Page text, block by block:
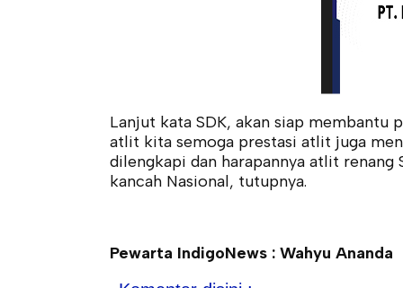
Lanjut kata SDK, akan siap membantu
atlit kita semoga prestasi atlit juga
dilengkapi dan harapannya atlit renang
kancah Nasional, tutupnya.
Pewarta IndigoNews : Wahyu Ananda